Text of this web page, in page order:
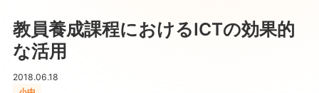
教員養成課程におけるICTの効果的
な活用
2018.06.18